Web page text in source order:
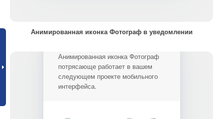
Анимированная иконка Фотограф в уведомлении
Анимированная иконка Фотограф
потрясающе работает в вашем
следующем проекте мобильного
интерфейса.